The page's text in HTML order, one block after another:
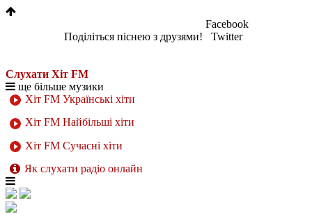
Поділіться піснею з друзями!
Facebook
Twitter
Слухати Хіт FM
ще більше музики
Хіт FM Українські хіти
Хіт FM Найбільші хіти
Хіт FM Сучасні хіти
Як слухати радіо онлайн